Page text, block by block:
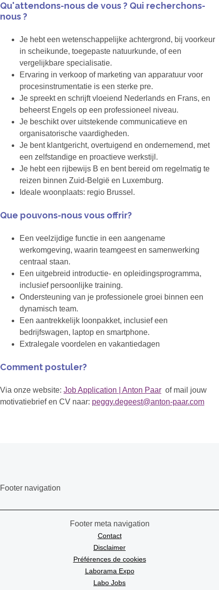
Qu'attendons-nous de vous ? Qui recherchons-
nous ?
Je hebt een wetenschappelijke achtergrond, bij voorkeur
in scheikunde, toegepaste natuurkunde, of een
vergelijkbare specialisatie.
Ervaring in verkoop of marketing van apparatuur voor
procesinstrumentatie is een sterke pre.
Je spreekt en schrijft vloeiend Nederlands en Frans, en
beheerst Engels op een professioneel niveau.
Je beschikt over uitstekende communicatieve en
organisatorische vaardigheden.
Je bent klantgericht, overtuigend en ondernemend, met
een zelfstandige en proactieve werkstijl.
Je hebt een rijbewijs B en bent bereid om regelmatig te
reizen binnen Zuid-België en Luxemburg.
Ideale woonplaats: regio Brussel.
Que pouvons-nous vous offrir?
Een veelzijdige functie in een aangename
werkomgeving, waarin teamgeest en samenwerking
centraal staan.
Een uitgebreid introductie- en opleidingsprogramma,
inclusief persoonlijke training.
Ondersteuning van je professionele groei binnen een
dynamisch team.
Een aantrekkelijk loonpakket, inclusief een
bedrijfswagen, laptop en smartphone.
Extralegale voordelen en vakantiedagen
Comment postuler?
Via onze website: Job Application | Anton Paar of mail jouw
motivatiebrief en CV naar: peggy.degeest@anton-paar.com
Footer navigation
Footer meta navigation
Contact
Disclaimer
Préférences de cookies
Laborama Expo
Labo Jobs